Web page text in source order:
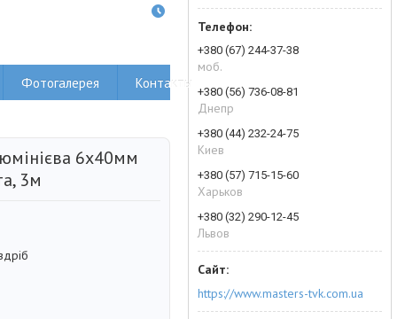
Фотогалерея Контакты
6х40мм
3м
+380 (67) 244-37-38
моб.
+380 (56) 736-08-81
Днепр
+380 (44) 232-24-75
Киев
+380 (57) 715-15-60
Харьков
+380 (32) 290-12-45
Львов
https://www.masters-tvk.com.ua